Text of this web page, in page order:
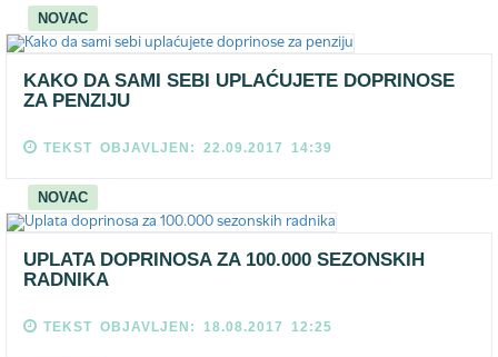
NOVAC
KAKO DA SAMI SEBI UPLAĆUJETE DOPRINOSE
ZA PENZIJU
TEKST OBJAVLJEN: 22.09.2017 14:39
NOVAC
UPLATA DOPRINOSA ZA 100.000 SEZONSKIH
RADNIKA
TEKST OBJAVLJEN: 18.08.2017 12:25